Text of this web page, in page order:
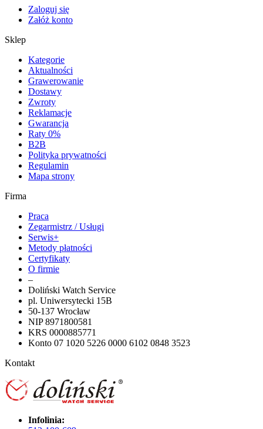
Zaloguj się
Załóż konto
Sklep
Kategorie
Aktualności
Grawerowanie
Dostawy
Zwroty
Reklamacje
Gwarancja
Raty 0%
B2B
Polityka prywatności
Regulamin
Mapa strony
Firma
Praca
Zegarmistrz / Usługi
Serwis+
Metody płatności
Certyfikaty
O firmie
–
Doliński Watch Service
pl. Uniwersytecki 15B
50-137 Wrocław
NIP 8971800581
KRS 0000885771
Konto 07 1020 5226 0000 6102 0848 3523
Kontakt
Infolinia: